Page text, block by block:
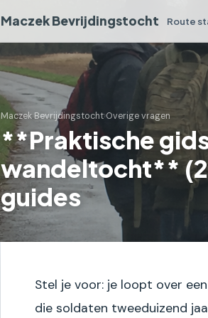
Maczek Bevrijdingstocht Route
Maczek Bevrijdingstocht›Overige vragen
**Praktische
wandeltocht**
guides
Stel je voor: je loopt over
die soldaten tweeduizend